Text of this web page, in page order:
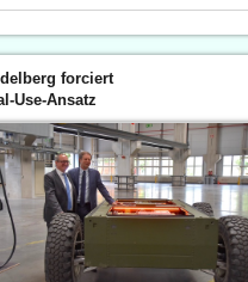
forciert
Use-Ansatz